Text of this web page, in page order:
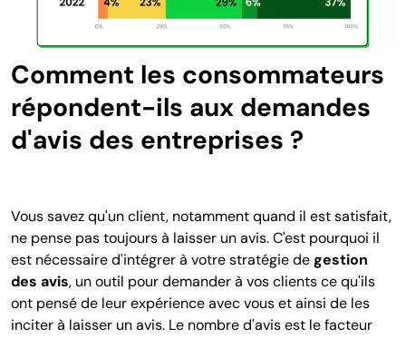
Comment les consommateurs
répondent-ils aux demandes
d'avis des entreprises ?
Vous savez qu'un client, notamment quand il est satisfait,
ne pense pas toujours à laisser un avis. C'est pourquoi il
est nécessaire d'intégrer à votre stratégie degestion
des avis, un outil pour demander à vos clients ce qu'ils
ont pensé de leur expérience avec vous et ainsi de les
inciter à laisser un avis. Le nombre d'avis est le facteur